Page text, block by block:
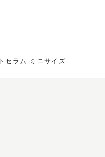
セラム ミニサイズ